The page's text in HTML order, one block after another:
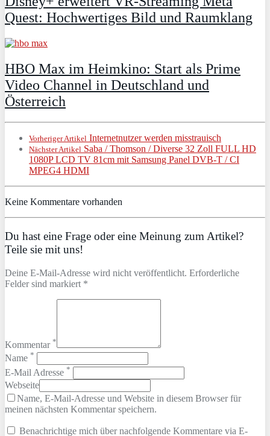
Quest: Hochwertiges Bild und Raumklang
HBO Max im Heimkino: Start als Prime
Video Channel in Deutschland und
Österreich
Vorheriger Artikel Internetnutzer werden misstrauisch
Nächster Artikel Saba / Thomson / Diverse 32 Zoll FULL HD
1080P LCD TV 81cm mit Samsung Panel DVB-T / CI
MPEG4 HDMI
Keine Kommentare vorhanden
Du hast eine Frage oder eine Meinung zum Artikel?
Teile sie mit uns!
Deine E-Mail-Adresse wird nicht veröffentlicht. Erforderliche
Felder sind markiert *
Kommentar *
Name *
E-Mail Adresse *
Webseite
Name, E-Mail-Adresse und Website in diesem Browser für
meinen nächsten Kommentar speichern.
Benachrichtige mich über nachfolgende Kommentare via E-